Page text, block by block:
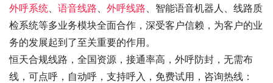
外呼系统、 语音线路、 外呼线路、智能语音机器人、线路质
检系统等多业务模块全面合作，深受客户信赖，为客户的业
务的发展起到了至关重要的作用。
恒天合规线路，全国资源，接通率高，外呼防封，无需布
线，可点呼，自动呼，支持呼入，免费试用，咨询热线：